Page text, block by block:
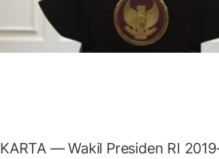
— Wakil Presiden RI